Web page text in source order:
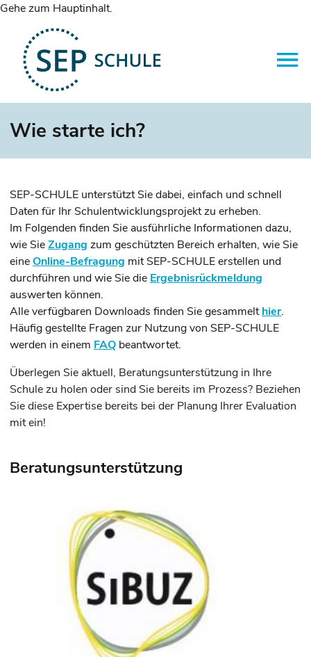
Gehe zum Hauptinhalt.
Wie starte ich?
SEP-SCHULE unterstützt Sie dabei, einfach und schnell
Daten für Ihr Schulentwicklungsprojekt zu erheben.
Im Folgenden finden Sie ausführliche Informationen dazu,
wie SieZugang zum geschützten Bereich erhalten, wie Sie
eineOnline-Befragung mit SEP-SCHULE erstellen und
durchführen und wie Sie die Ergebnisrückmeldung
auswerten können.
Alle verfügbaren Downloads finden Sie gesammelthier.
Häufig gestellte Fragen zur Nutzung von SEP-SCHULE
werden in einem FAQ beantwortet.
Überlegen Sie aktuell, Beratungsunterstützung in Ihre
Schule zu holen oder sind Sie bereits im Prozess? Beziehen
Sie diese Expertise bereits bei der Planung Ihrer Evaluation
mit ein!
Beratungsunterstützung